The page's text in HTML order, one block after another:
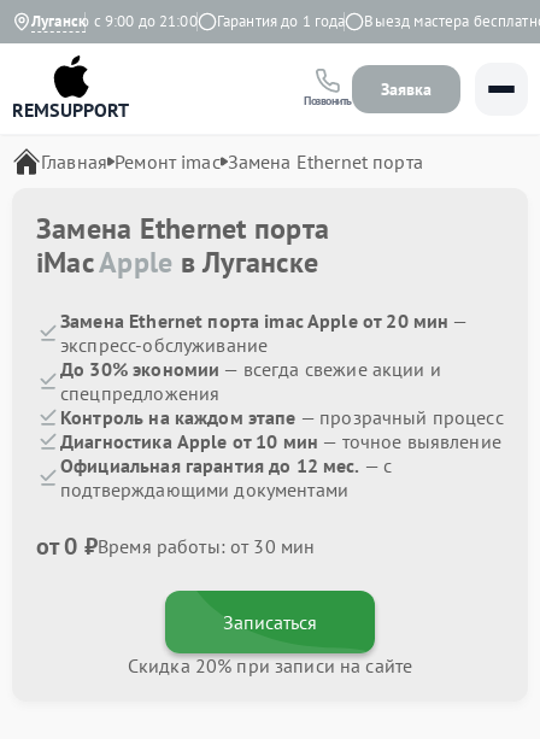
Луганскс 9:00 до 21:00 Гарантия до 1 года Выезд мастера бесплатно
REMSUPPORT Позвонить
Заявка
Главная Ремонт imac Замена Ethernet порта
Замена Ethernet порта
iMacApple в Луганске
Замена Ethernet порта imac Apple от 20 мин —
экспресс-обслуживание
До 30% экономии — всегда свежие акции и
спецпредложения
Контроль на каждом этапе — прозрачный процесс
Диагностика Apple от 10 мин — точное выявление
Официальная гарантия до 12 мес. — с
подтверждающими документами
от 0 ₽Время работы: от 30 мин
Записаться
Скидка 20% при записи на сайте